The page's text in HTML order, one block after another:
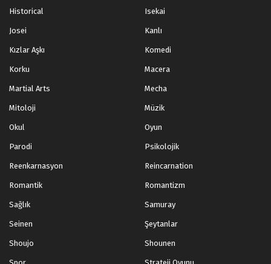
Historical Isekai
Josei Kanlı
Kızlar Aşkı Komedi
Korku Macera
Martial Arts Mecha
Mitoloji Müzik
Okul Oyun
Parodi Psikolojik
Reenkarnasyon Reincarnation
Romantik Romantizm
Sağlık Samuray
Seinen Şeytanlar
Shoujo Shounen